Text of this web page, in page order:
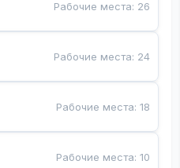
Рабочие места: 26
Рабочие места: 24
Рабочие места:18
Рабочие места:10